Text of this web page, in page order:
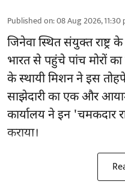
Published on:08 Aug 2026, 11:30
जिनेवा स्थितसंयुक्त राष्ट्रके
भारत से पहुंचे पांच मोरों
के स्थायी मिशन ने इस
साझेदारी का एक और
कार्यालय ने इन
कराया।